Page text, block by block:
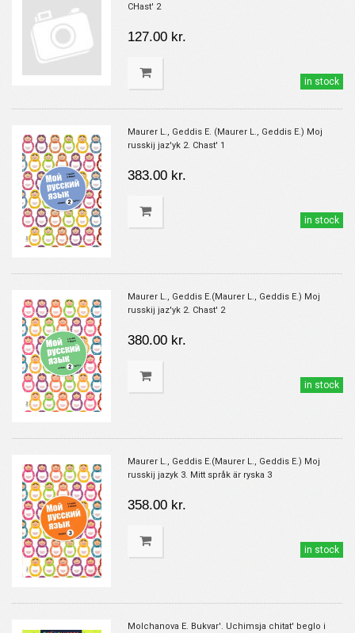
CHast' 2
127.00 kr.
in stock
Maurer L., Geddis E. (Maurer L., Geddis E.) Moj
russkij jaz'yk 2. Chast' 1
383.00 kr.
in stock
Maurer L., Geddis E.(Maurer L., Geddis E.) Moj
russkij jaz'yk 2. Chast' 2
380.00 kr.
in stock
Maurer L., Geddis E.(Maurer L., Geddis E.) Moj
russkij jazyk 3. Mitt språk är ryska 3
358.00 kr.
in stock
Molchanova E. Bukvar'. Uchimsja chitat' beglo i